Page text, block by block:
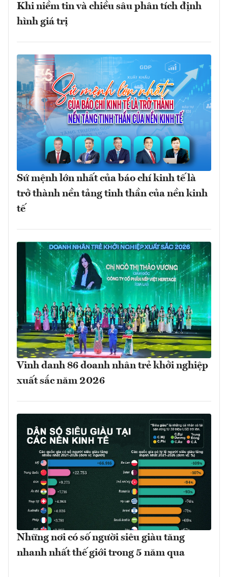
Khi niềm tin và chiều sâu phân tích định
hình giá trị
Sứ mệnh lớn nhất của báo chí kinh tế là
trở thành nền tảng tinh thần của nền kinh
tế
Vinh danh 86 doanh nhân trẻ khởi nghiệp
xuất sắc năm 2026
Những nơi có số người siêu giàu tăng
nhanh nhất thế giới trong 5 năm qua